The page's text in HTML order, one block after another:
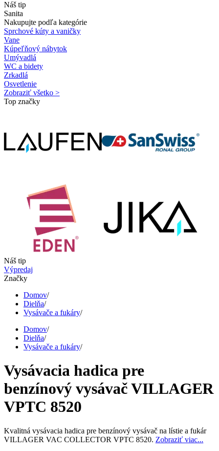
Náš tip
Sanita
Nakupujte podľa kategórie
Sprchové kúty a vaničky
Vane
Kúpeľňový nábytok
Umývadlá
WC a bidety
Zrkadlá
Osvetlenie
Zobraziť všetko >
Top značky
Náš tip
Výpredaj
Značky
Domov/
Dielňa/
Vysávače a fukáry/
Domov/
Dielňa/
Vysávače a fukáry/
Vysávacia hadica pre
benzínový vysávač VILLAGER
VPTC 8520
Kvalitná vysávacia hadica pre benzínový vysávač na lístie a fukár
VILLAGER VAC COLLECTOR VPTC 8520. Zobraziť viac...